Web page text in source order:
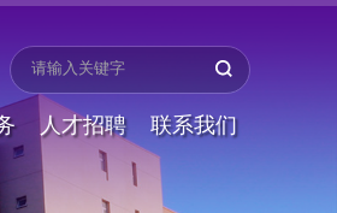
人才招聘 联系我们